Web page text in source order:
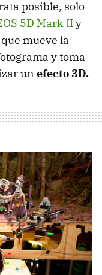
posible, solo
5D Mark IIy
mueve la
y toma
un efecto 3D.